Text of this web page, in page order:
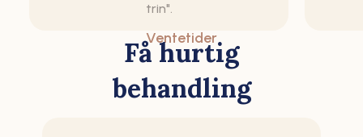
trin".
Ventetider
Få hurtig
behandling